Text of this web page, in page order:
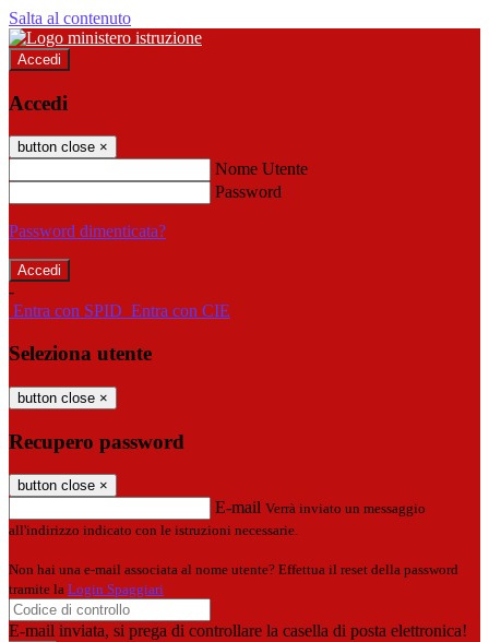
Salta al contenuto
Accedi
Accedi
button close ×
Nome Utente
Password
Password dimenticata?
-
Entra con SPID Entra con CIE
Seleziona utente
button close ×
Recupero password
button close ×
E-mail Verrà inviato un messaggio
all'indirizzo indicato con le istruzioni necessarie.
Non hai una e-mail associata al nome utente? Effettua il reset della password
tramite la Login Spaggiari
E-mail inviata, si prega di controllare la casella di posta elettronica!